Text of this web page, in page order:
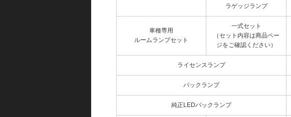
ラゲッジランプ
車種専用
ルームランプセット
一式セット
（セット内容は商品ペー
ジをご確認ください）
ライセンスランプ
バックランプ
純正LEDバックランプ